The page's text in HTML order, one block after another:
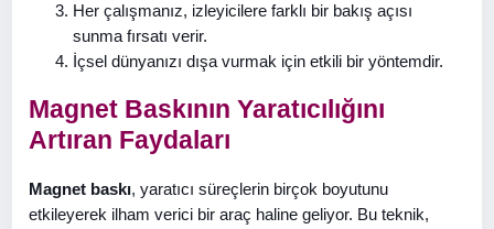
Her çalışmanız, izleyicilere farklı bir bakış açısı
sunma fırsatı verir.
İçsel dünyanızı dışa vurmak için etkili bir yöntemdir.
Magnet Baskının Yaratıcılığını
Artıran Faydaları
Magnet baskı, yaratıcı süreçlerin birçok boyutunu
etkileyerek ilham verici bir araç haline geliyor. Bu teknik,